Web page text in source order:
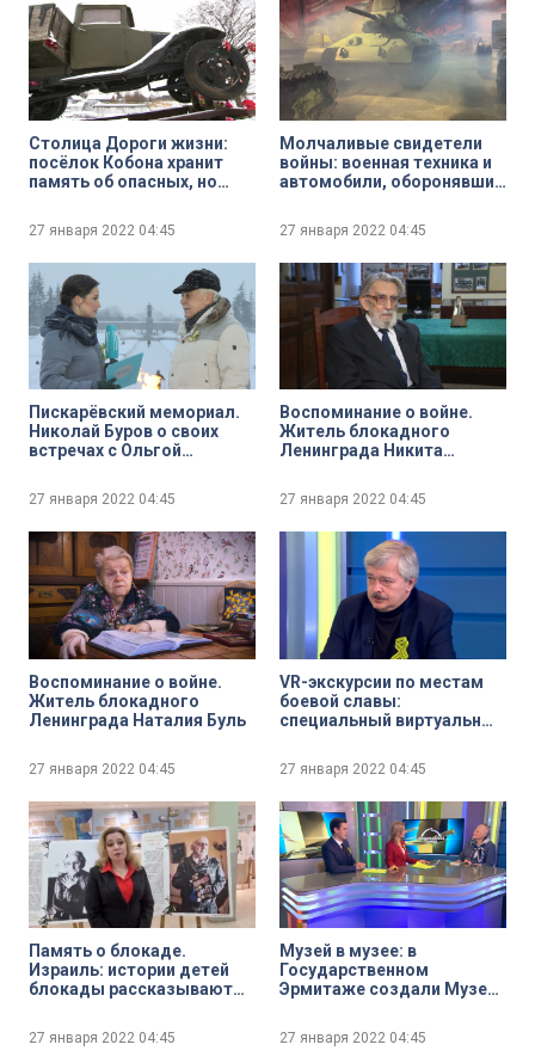
Столица Дороги жизни:
посёлок Кобона хранит
память об опасных, но
27 января 2022 04:45
Молчаливые свидетели
войны: военная техника и
автомобили, оборонявшие
27 января 2022 04:45
Пискарёвский мемориал.
Николай Буров о своих
встречах с Ольгой
лучше помолчать и
подумать
27 января 2022 04:45
Воспоминание о войне.
Житель блокадного
Ленинграда Никита
27 января 2022 04:45
Воспоминание о войне.
Житель блокадного
Ленинграда Наталия Буль
27 января 2022 04:45
VR-экскурсии по местам
боевой славы:
специальный виртуальный
27 января 2022 04:45
Память о блокаде.
Израиль: истории детей
блокады рассказывают
27 января 2022 04:45
Музей в музее: в
Государственном
Эрмитаже создали Музей
27 января 2022 04:45